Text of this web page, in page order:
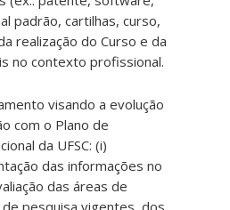
padrão, cartilhas, curso,
realização do Curso e da
no contexto profissional.
visando a evolução
com o Plano de
da UFSC: (i)
das informações no
das áreas de
pesquisa vigentes, dos